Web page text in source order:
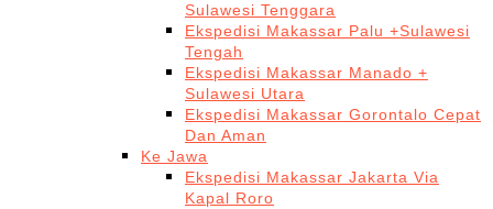
Sulawesi Tenggara
Ekspedisi Makassar Palu +Sulawesi
Tengah
Ekspedisi Makassar Manado +
Sulawesi Utara
Ekspedisi Makassar Gorontalo Cepat
Dan Aman
Ke Jawa
Ekspedisi Makassar Jakarta Via
Kapal Roro